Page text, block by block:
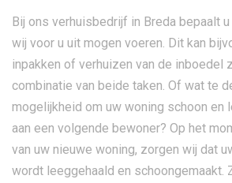
Bij ons verhuisbedrijf in Breda bepaalt
wij voor u uit mogen voeren. Dit kan
inpakken of verhuizen van de inboedel
combinatie van beide taken. Of wat te
mogelijkheid om uw woning schoon en
aan een volgende bewoner? Op het
van uw nieuwe woning, zorgen wij dat
wordt leeggehaald en schoongemaakt.